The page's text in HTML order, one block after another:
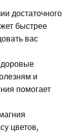
достаточного
быстрее
вас
и
помогает
цветов,